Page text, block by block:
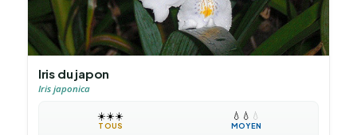
Iris du japon
Iris japonica
☀️☀️☀️
TOUS
💧 💧 💧
MOYEN